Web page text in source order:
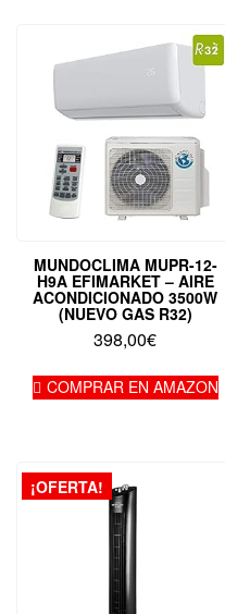
MUNDOCLIMA MUPR-12-
H9A EFIMARKET – AIRE
ACONDICIONADO 3500W
(NUEVO GAS R32)
398,00€
COMPRAR EN AMAZON
¡OFERTA!